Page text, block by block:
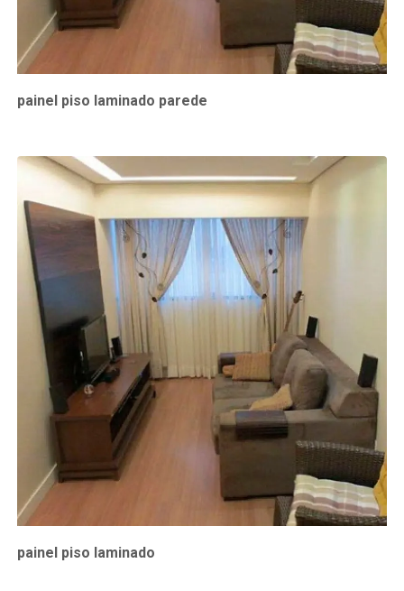
painel piso laminado parede
painel piso laminado